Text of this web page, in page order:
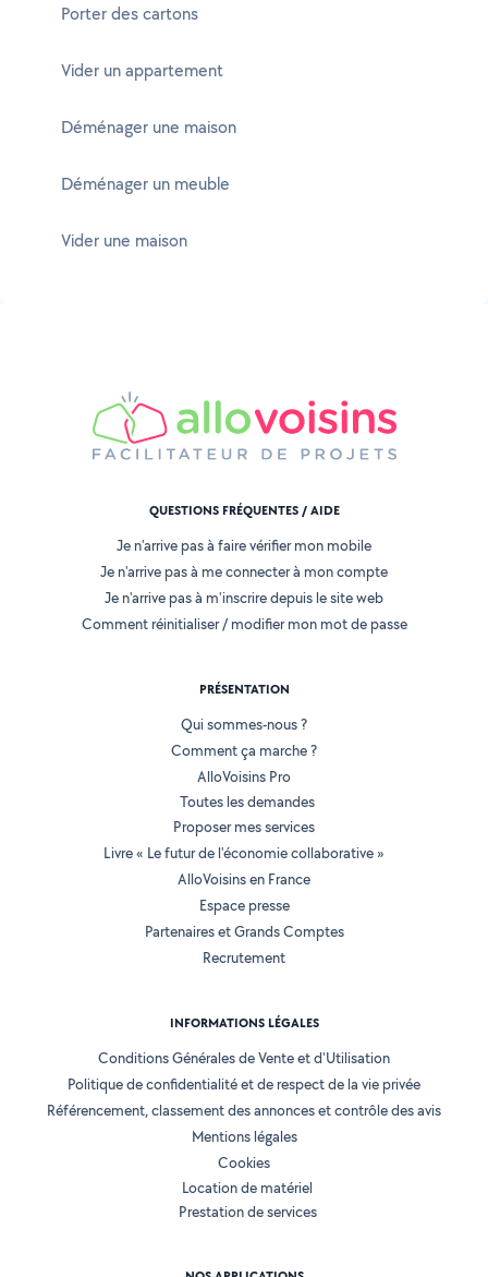
Porter des cartons
Vider un appartement
Déménager une maison
Déménager un meuble
Vider une maison
QUESTIONS FRÉQUENTES / AIDE
Je n'arrive pas à faire vérifier mon mobile
Je n'arrive pas à me connecter à mon compte
Je n'arrive pas à m'inscrire depuis le site web
Comment réinitialiser / modifier mon mot de passe
PRÉSENTATION
Qui sommes-nous ?
Comment ça marche ?
AlloVoisins Pro
Toutes les demandes
Proposer mes services
Livre « Le futur de l'économie collaborative »
AlloVoisins en France
Espace presse
Partenaires et Grands Comptes
Recrutement
INFORMATIONS LÉGALES
Conditions Générales de Vente et d'Utilisation
Politique de confidentialité et de respect de la vie privée
Référencement, classement des annonces et contrôle des avis
Mentions légales
Cookies
Location de matériel
Prestation de services